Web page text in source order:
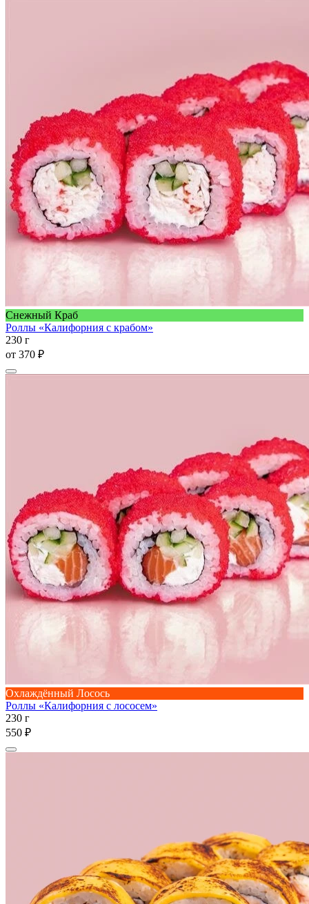
Снежный Краб
Роллы «Калифорния с крабом»
230 г
от 370 ₽
Охлаждённый Лосось
Роллы «Калифорния с лососем»
230 г
550 ₽